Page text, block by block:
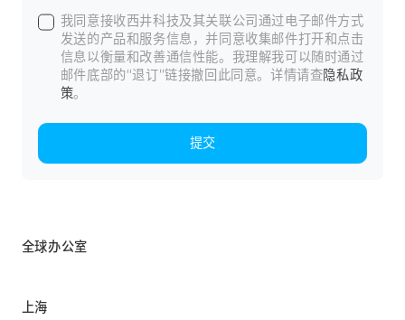
全球办公室
上海
我同意接收西井科技及其关联公司通过电子邮件方式
发送的产品和服务信息，并同意收集邮件打开和点击
信息以衡量和改善通信性能。我理解我可以随时通过
邮件底部的“退订”链接撤回此同意。详情请查隐私政
策。
提交